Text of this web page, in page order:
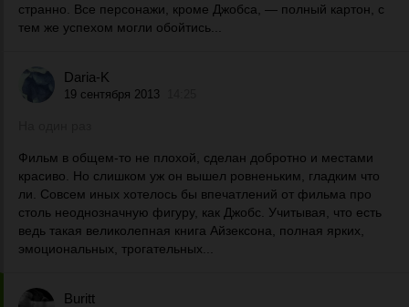
странно. Все персонажи, кроме Джобса, — полный картон, с
тем же успехом могли обойтись...
Daria-K
19 сентября 2013
Фильм в общем-то не плохой, сделан добротно и местами
красиво. Но слишком уж он вышел ровненьким, гладким что
ли. Совсем иных хотелось бы впечатлений от фильма про
столь неоднозначную фигуру, как Джобс. Учитывая, что есть
ведь такая великолепная книга Айзексона, полная ярких,
эмоциональных, трогательных...
Buritt